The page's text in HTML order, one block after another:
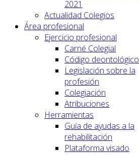
2021
Actualidad Colegios
Área profesional
Ejercicio profesional
Carné Colegial
Código deontológico
Legislación sobre la
profesión
Colegiación
Atribuciones
Herramientas
Guía de ayudas a la
rehabilitación
Plataforma visado